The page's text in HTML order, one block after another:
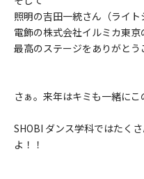
照明の吉田一統さん（ライト
電飾の株式会社イルミカ東京
最高のステージをありがとう
さぁ。来年はキミも一緒に
SHOBI ダンス学科ではたく
よ！！